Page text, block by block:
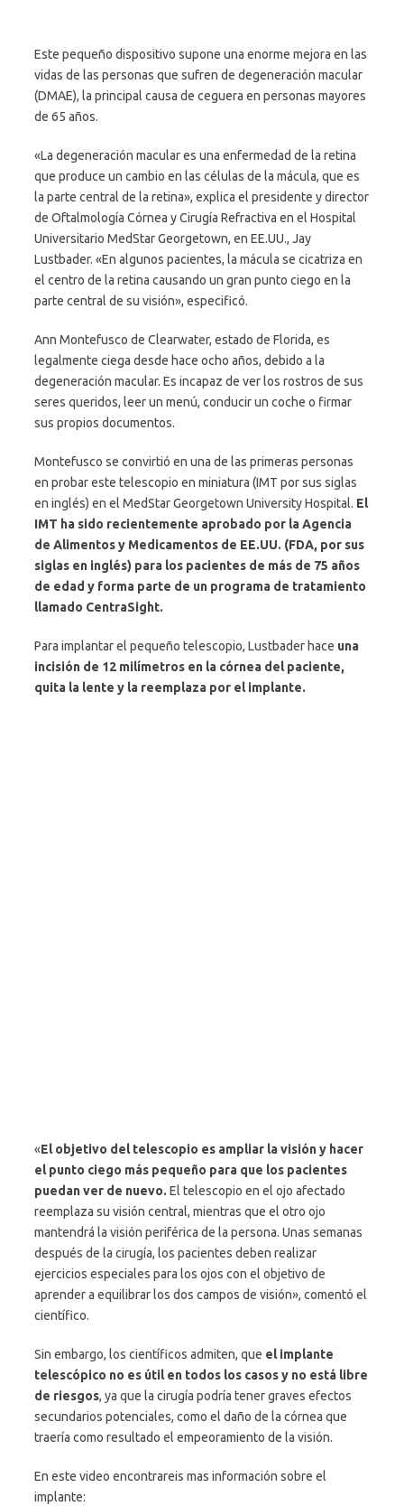
Este pequeño dispositivo supone una enorme mejora en las
vidas de las personas que sufren de degeneración macular
(DMAE), la principal causa de ceguera en personas mayores
de 65 años.
«La degeneración macular es una enfermedad de la retina
que produce un cambio en las células de la mácula, que es
la parte central de la retina», explica el presidente y director
de Oftalmología Córnea y Cirugía Refractiva en el Hospital
Universitario MedStar Georgetown, en EE.UU., Jay
Lustbader. «En algunos pacientes, la mácula se cicatriza en
el centro de la retina causando un gran punto ciego en la
parte central de su visión», especificó.
Ann Montefusco de Clearwater, estado de Florida, es
legalmente ciega desde hace ocho años, debido a la
degeneración macular. Es incapaz de ver los rostros de sus
seres queridos, leer un menú, conducir un coche o firmar
sus propios documentos.
Montefusco se convirtió en una de las primeras personas
en probar este telescopio en miniatura (IMT por sus siglas
en inglés) en el MedStar Georgetown University Hospital. El
IMT ha sido recientemente aprobado por la Agencia
de Alimentos y Medicamentos de EE.UU. (FDA, por sus
siglas en inglés) para los pacientes de más de 75 años
de edad y forma parte de un programa de tratamiento
llamado CentraSight.
Para implantar el pequeño telescopio, Lustbader hace una
incisión de 12 milímetros en la córnea del paciente,
quita la lente y la reemplaza por el implante.
«El objetivo del telescopio es ampliar la visión y hacer
el punto ciego más pequeño para que los pacientes
puedan ver de nuevo. El telescopio en el ojo afectado
reemplaza su visión central, mientras que el otro ojo
mantendrá la visión periférica de la persona. Unas semanas
después de la cirugía, los pacientes deben realizar
ejercicios especiales para los ojos con el objetivo de
aprender a equilibrar los dos campos de visión», comentó el
científico.
Sin embargo, los científicos admiten, que el implante
telescópico no es útil en todos los casos y no está libre
de riesgos, ya que la cirugía podría tener graves efectos
secundarios potenciales, como el daño de la córnea que
traería como resultado el empeoramiento de la visión.
En este video encontrareis mas información sobre el
implante: